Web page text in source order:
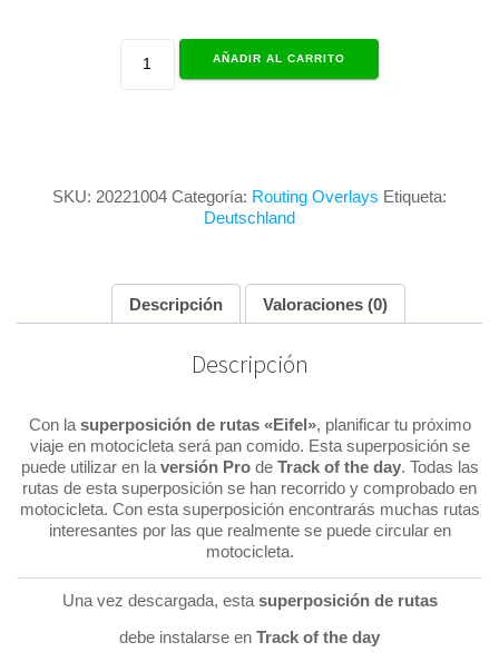
Superposición
Eifel
AÑADIR AL CARRITO
SKU: 20221004 Categoría: Routing Overlays Etiqueta:
Deutschland
Descripción Valoraciones (0)
Descripción
Con la superposición de rutas «Eifel», planificar tu próximo
viaje en motocicleta será pan comido. Esta superposición se
puede utilizar en la versión Prode Track of the day. Todas las
rutas de esta superposición se han recorrido y comprobado en
motocicleta. Con esta superposición encontrarás muchas rutas
interesantes por las que realmente se puede circular en
motocicleta.
Una vez descargada, esta superposición de rutas
debe instalarse en Track of the day